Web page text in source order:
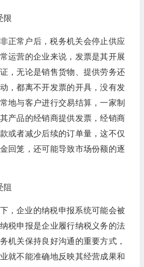
限
正常户后，税务机关会停止供应
运营的企业来说，发票是其开展
，无论是销售货物、提供劳务还
，都离不开发票的开具，没有发
地与客户进行交易结算，一家制
产品的经销商提供发票，经销商
或者减少后续的订单量，这不仅
回笼，还可能导致市场份额的逐
阻
，企业的纳税申报系统可能会被
税申报是企业履行纳税义务的法
机关保持良好沟通的重要方式，
就不能准确地反映其经营成果和